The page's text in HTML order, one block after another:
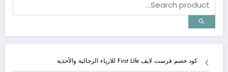
كود خصم فرست لايف First Life للازياء الرجالية والأحذية